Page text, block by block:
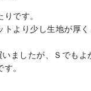
です。
トより少し生地が厚
ましたが、Ｓでもよ
。